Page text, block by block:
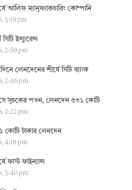
আলিফ ম্যানুফ্যাকচারিং কোম্পানি
3:19 pm
ইন্স্যুরেন্স
2:59 pm
লেনদেনের শীর্ষে সিটি ব্যাংক
2:46 pm
সূচকের পতন, লেনদেন ৫৩১ কোটি
2:22 pm
কোটি টাকার লেনদেন
4:01 pm
ফার্স্ট ফাইন্যান্স
3:40 pm